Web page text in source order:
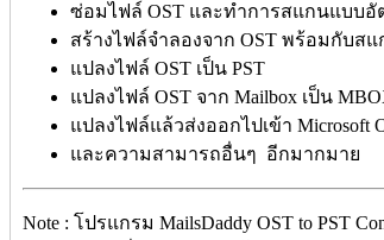
ซ่อมไฟล์ OST และทำการสแกนแบบอั
สร้างไฟล์จำลองจาก OST พร้อมกับส
แปลงไฟล์ OST เป็น PST
แปลงไฟล์ OST จาก Mailbox เป็น
แปลงไฟล์แล้วส่งออกไปเข้า Microsoft
และความสามารถอื่นๆ อีกมากมาย
Note : โปรแกรม MailsDaddy OST to